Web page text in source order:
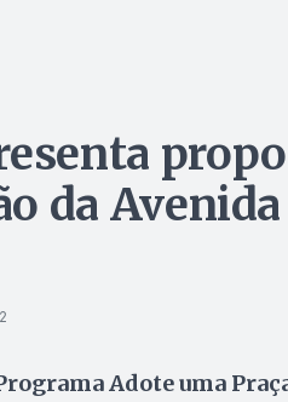
da
Adote uma